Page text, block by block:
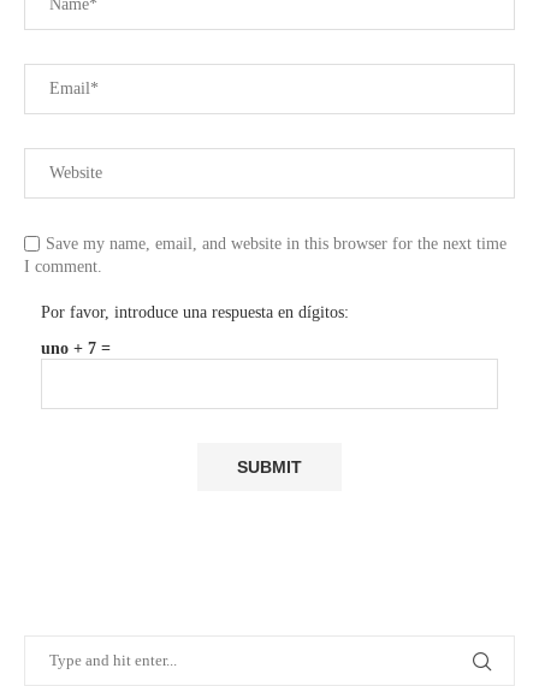
Save my name, email, and website in this browser for the next time
I comment.
Por favor, introduce una respuesta en dígitos:
uno + 7 =